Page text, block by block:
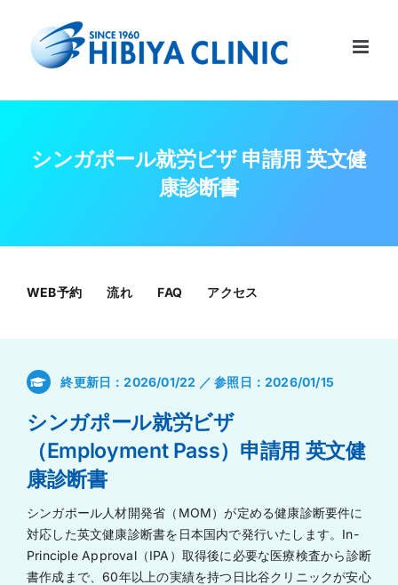
content
シンガポール就労ビザ 申請用 英文健
康診断書
WEB予約 流れ FAQ アクセス
終更新日：2026/01/22 ／ 参照日：2026/01/15
シンガポール就労ビザ
（Employment Pass）申請用 英文健
康診断書
シンガポール人材開発省（MOM）が定める健康診断要件に
対応した英文健康診断書を日本国内で発行いたします。In-
Principle Approval（IPA）取得後に必要な医療検査から診断
書作成まで、60年以上の実績を持つ日比谷クリニックが安心